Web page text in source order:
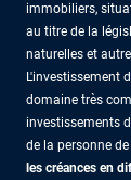
immobiliers,
au titre de la
naturelles et
L'investissement
domaine très
investissements
de la personne
les créances en